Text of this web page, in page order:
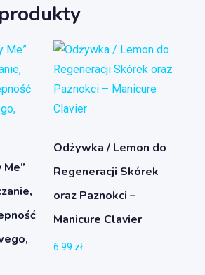
Odżywka / Lemon do
Regeneracji Skórek
oraz Paznokci –
Manicure Clavier
6.99 zł